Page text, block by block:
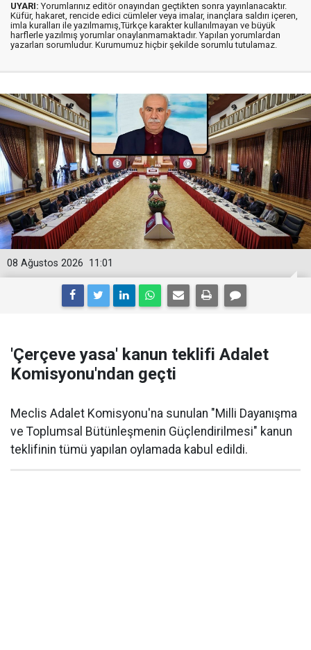
UYARI: Yorumlarınız editör onayından geçtikten sonra yayınlanacaktır.
Küfür, hakaret, rencide edici cümleler veya imalar, inançlara saldırı içeren,
imla kuralları ile yazılmamış,Türkçe karakter kullanılmayan ve büyük
harflerle yazılmış yorumlar onaylanmamaktadır. Yapılan yorumlardan
yazarları sorumludur. Kurumumuz hiçbir şekilde sorumlu tutulamaz.
11:01
08 Ağustos 2026
'Çerçeve yasa' kanun teklifi Adalet
Komisyonu'ndan geçti
Meclis Adalet Komisyonu'na sunulan "Milli Dayanışma
ve Toplumsal Bütünleşmenin Güçlendirilmesi" kanun
teklifinin tümü yapılan oylamada kabul edildi.